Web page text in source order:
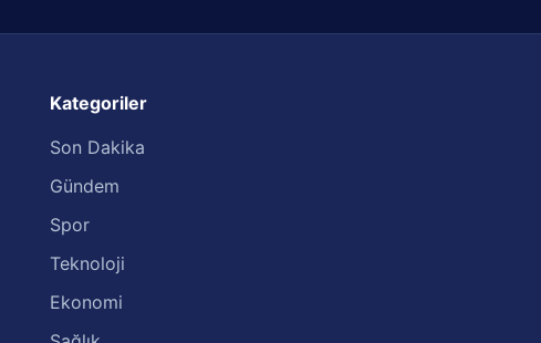
Kategoriler
Son Dakika
Gündem
Spor
Teknoloji
Ekonomi